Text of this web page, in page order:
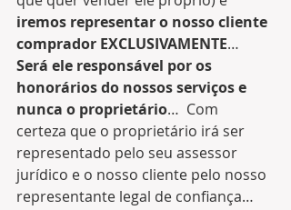
iremos representar o nosso cliente
comprador EXCLUSIVAMENTE…
Será ele responsável por os
honorários do nossos serviços e
nunca o proprietário…  Com
certeza que o proprietário irá ser
representado pelo seu assessor
jurídico e o nosso cliente pelo nosso
representante legal de confiança…